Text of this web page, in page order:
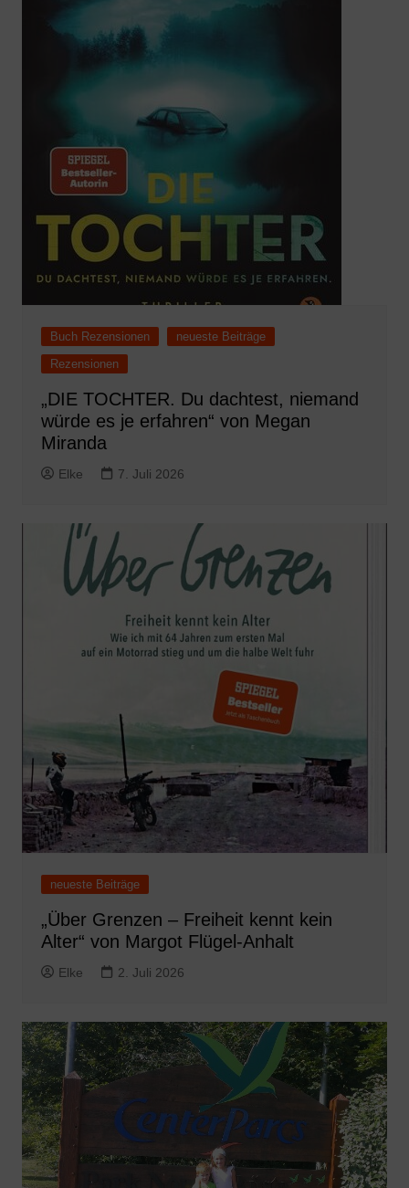
Buch Rezensionen
neueste Beiträge
Rezensionen
„DIE TOCHTER. Du dachtest, niemand
würde es je erfahren“ von Megan
Miranda
Elke 7. Juli 2026
neueste Beiträge
„Über Grenzen – Freiheit kennt kein
Alter“ von Margot Flügel-Anhalt
Elke 2. Juli 2026